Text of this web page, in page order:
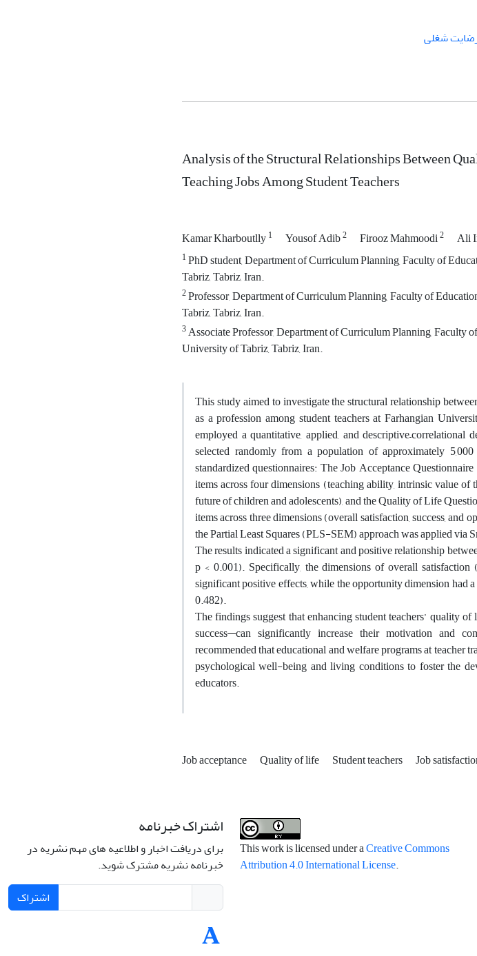
شغلی
Analysis of the Structural Relationships Between
Teaching Jobs Among Student Teachers
Kamar Kharboutlly1 Yousof Adib2 Firooz Mahmoodi2 Ali
1PhD student, Department of Curriculum Planning, Faculty of
Tabriz, Tabriz, Iran.
2Professor, Department of Curriculum Planning, Faculty of
Tabriz, Tabriz, Iran.
3Associate Professor, Department of Curriculum Planning, Faculty
University of Tabriz, Tabriz, Iran.
This study aimed to investigate the structural relationship
as a profession among student teachers at Farhangian
employed a quantitative, applied, and
selected randomly from a population of approximately
standardized questionnaires: The Job Acceptance
items across four dimensions (teaching ability, intrinsic value of
future of children and adolescents), and the Quality of Life
items across three dimensions (overall satisfaction, success,
the Partial Least Squares (PLS-SEM) approach was applied via
The results indicated a significant and positive relationship
p < 0.001). Specifically, the dimensions of overall
significant positive effects, while the opportunity dimension had
0.482).
The findings suggest that enhancing student teachers’ quality
success—can significantly increase their motivation and
recommended that educational and welfare programs at teacher
psychological well-being and living conditions to foster the
educators.
Job acceptance Quality of life Student teachers Job
This work is licensed under aCreative Commons
Attribution 4.0 International License.
اشتراک خبرنامه
برای دریافت اخبار و اطلاعیه های مهم نشریه در
خبرنامه نشریه مشترک شوید.
اشتراک